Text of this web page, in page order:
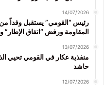
14/07/2026
رئيس “القومي” يستقبل وفداً من
المقاومة ورفض “اتفاق الإطار”
13/07/2026
حاشد
12/07/2026